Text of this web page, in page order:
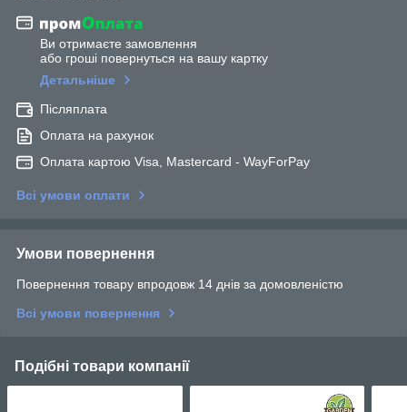
Ви отримаєте замовлення
або гроші повернуться на вашу картку
Детальніше
Післяплата
Оплата на рахунок
Оплата картою Visa, Mastercard - WayForPay
Всі умови оплати
Умови повернення
Повернення товару впродовж 14 днів за домовленістю
Всі умови повернення
Подібні товари компанії